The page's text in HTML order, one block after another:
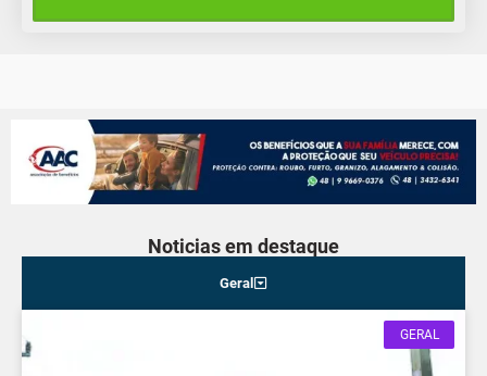
Noticias em destaque
Geral
GERAL